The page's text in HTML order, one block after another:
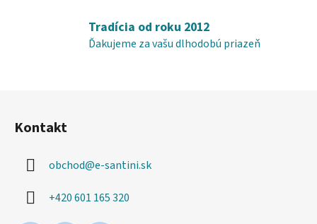
ý
p
i
Tradícia od roku 2012
Ďakujeme za vašu dlhodobú priazeň
Kontakt
obchod@e-santini.sk
+420 601 165 320